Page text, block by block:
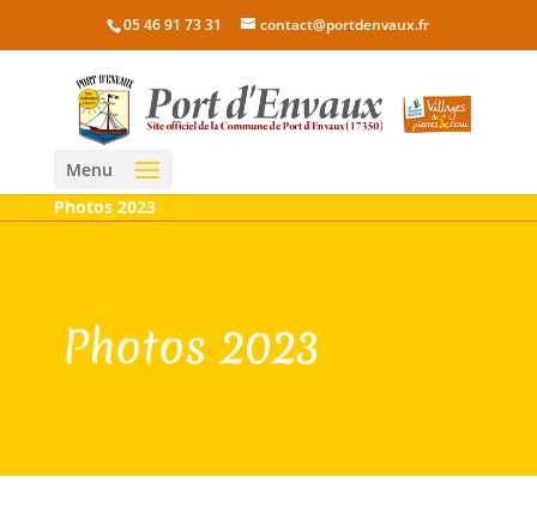
05 46 91 73 31 contact@portdenvaux.fr
Menu
Photos 2023
Photos 2023